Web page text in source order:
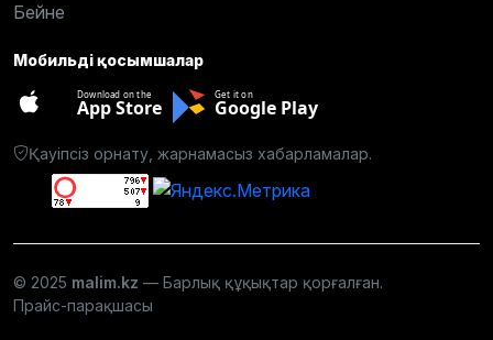
Бейне
Мобильді қосымшалар
Download on the
App Store
Get it on
Google Play
Қауіпсіз орнату, жарнамасыз хабарламалар.
© 2025 malim.kz — Барлық құқықтар қорғалған.
Прайс-парақшасы